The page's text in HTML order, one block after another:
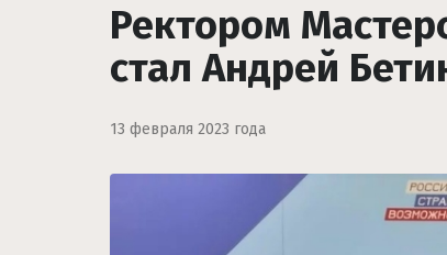
Ректором
стал Андрей
13 февраля 2023 года